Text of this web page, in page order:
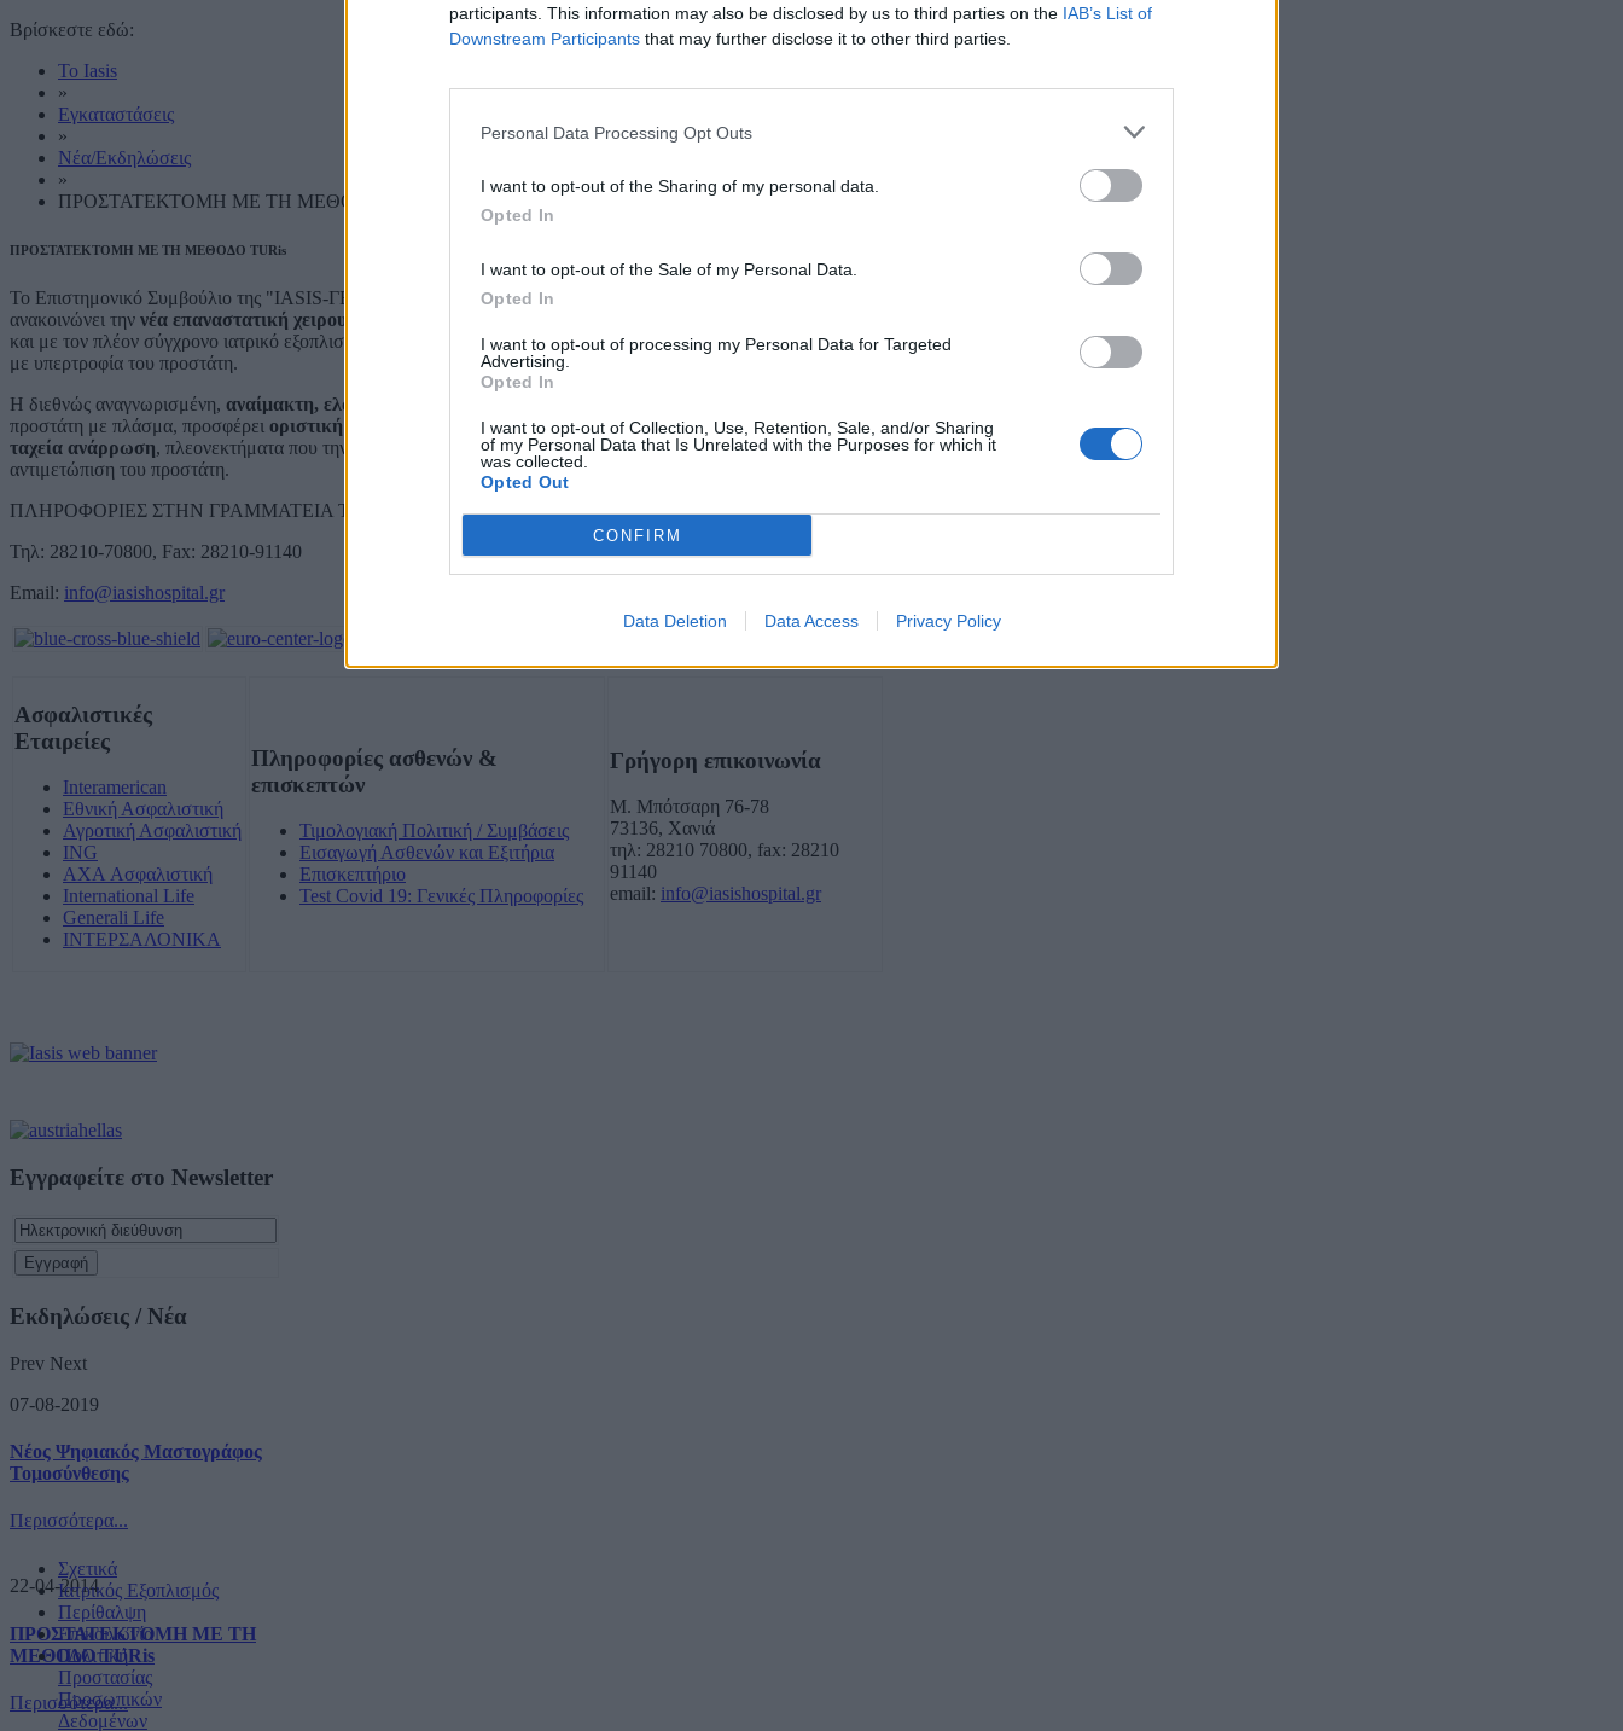
participants. This information may also be disclosed by us to third parties on the IAB’s List of
Downstream Participants that may further disclose it to other third parties.
Personal Data Processing Opt Outs
I want to opt-out of the Sharing of my personal data.
Opted In
I want to opt-out of the Sale of my Personal Data.
Opted In
I want to opt-out of processing my Personal Data for Targeted
Advertising.
Opted In
I want to opt-out of Collection, Use, Retention, Sale, and/or Sharing
of my Personal Data that Is Unrelated with the Purposes for which it
was collected.
Opted Out
CONFIRM
Data Deletion Data Access Privacy Policy
Βρίσκεστε εδώ:
Το Iasis
»
Εγκαταστάσεις
»
Νέα/Εκδηλώσεις
»
ΠΡΟΣΤΑΤΕΚΤΟΜΗ ΜΕ ΤΗ ΜΕΘΟΔΟ TURis
ΠΡΟΣΤΑΤΕΚΤΟΜΗ ΜΕ ΤΗ ΜΕΘΟΔΟ TURis
Το Επιστημονικό Συμβούλιο της "IASIS-ΓΕΝΙΚΗ ΚΛΙΝΙΚΗ ΓΑΒΡΙΛΑΚΗ A.E.", με ιδιαίτερη ικανοποίηση,
ανακοινώνει την νέα επαναστατική χειρουργική τεχνική TURis
και με τον πλέον σύγχρονο ιατρικό εξοπλισμό, από τους Ουρολόγους Χειρουργούς συνεργάτες μας, σε ασθενείς
με υπερτροφία του προστάτη.
Η διεθνώς αναγνωρισμένη, αναίμακτη, ελάχιστα επεμβατική ενδοσκοπική μέθοδος TURis
προστάτη με πλάσμα, προσφέρει οριστική λύση, ελαχιστοποίηση του χρόνου παραμονής στην Κλινική και
ταχεία ανάρρωση, πλεονεκτήματα που την καθιστούν την πιο καινοτόμο και αποτελεσματική μέθοδο για την
αντιμετώπιση του προστάτη.
ΠΛΗΡΟΦΟΡΙΕΣ ΣΤΗΝ ΓΡΑΜΜΑΤΕΙΑ ΤΗΣ ΚΛΙΝΙΚΗΣ
Τηλ: 28210-70800, Fax: 28210-91140
Email: info@iasishospital.gr
Ασφαλιστικές
Εταιρείες
Interamerican
Εθνική Ασφαλιστική
Αγροτική Ασφαλιστική
ING
AXA Ασφαλιστική
International Life
Generali Life
ΙΝΤΕΡΣΑΛΟΝΙΚΑ
Πληροφορίες ασθενών &
επισκεπτών
Τιμολογιακή Πολιτική / Συμβάσεις
Εισαγωγή Ασθενών και Εξιτήρια
Επισκεπτήριο
Test Covid 19: Γενικές Πληροφορίες
Γρήγορη επικοινωνία
Μ. Μπότσαρη 76-78
73136, Χανιά
τηλ: 28210 70800, fax: 28210
91140
email: info@iasishospital.gr
Εγγραφείτε στο Newsletter
Εκδηλώσεις / Νέα
Prev Next
07-08-2019
Νέος Ψηφιακός Μαστογράφος
Τομοσύνθεσης
Περισσότερα...
22-04-2014
ΠΡΟΣΤΑΤΕΚΤΟΜΗ ΜΕ ΤΗ
ΜΕΘΟΔΟ TURis
Περισσότερα...
Σχετικά
Ιατρικός Εξοπλισμός
Περίθαλψη
Επικοινωνία
Πολιτική
Προστασίας
Προσωπικών
Δεδομένων